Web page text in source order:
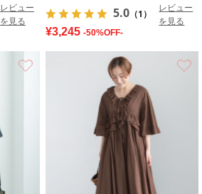
レビュー
を見る
5.0 （1）
レビュー
を見る
¥3,245 -50%OFF-